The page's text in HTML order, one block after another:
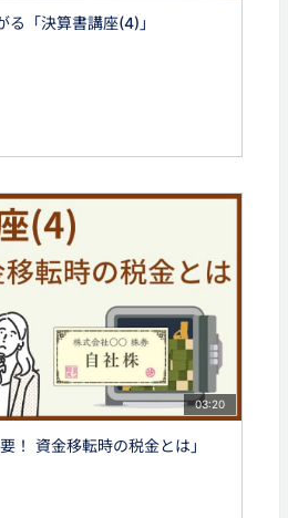
る「決算書講座(4)」
03:20
！ 資金移転時の税金とは」